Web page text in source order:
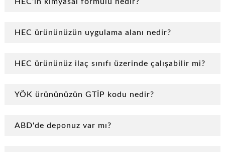
HEC'in kimyasal formülü nedir?
HEC ürününüzün uygulama alanı nedir?
HEC ürününüz ilaç sınıfı üzerinde çalışabilir mi?
YÖK ürününüzün GTİP kodu nedir?
ABD'de deponuz var mı?